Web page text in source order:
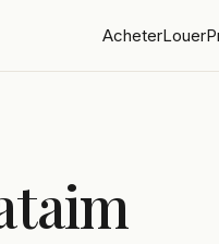
AcheterLouer